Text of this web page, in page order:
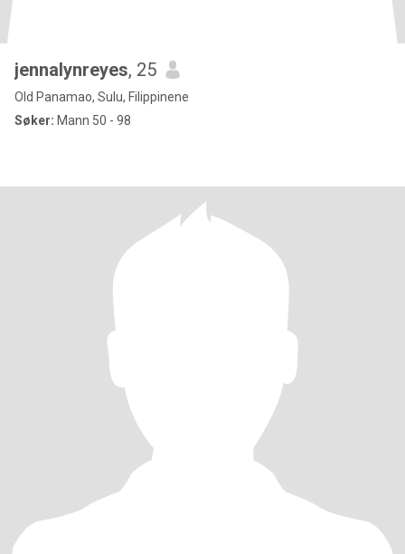
jennalynreyes, 25
Old Panamao, Sulu, Filippinene
Søker: Mann 50 - 98